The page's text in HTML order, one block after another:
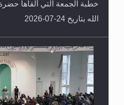
خطبة الجمعة التي ألقاها حضرة
الله بتاريخ 24-07-2026